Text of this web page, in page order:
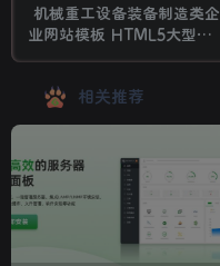
机械重工设备装备制造类企
业网站模板 HTML5大型矿
相关推荐